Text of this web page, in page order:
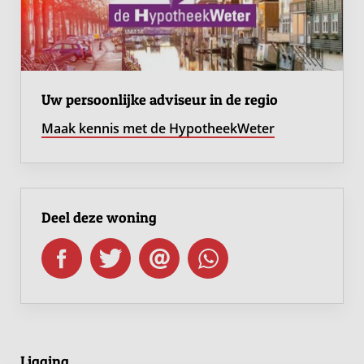
Aantal slaapkamers: 3 + nog vrij in te delen
zolderverdieping
Separaat toilet op de verdieping
Afgesloten techniekruimte op zolder
Energieneutrale woning (energielabel A ++++)
Donkere gevelkleur: bouwnummers 15, 16, 57 en 58
Heb je interesse? Maak dan een persoonlijk account
aan en schrijf je in! Heb je al een account? Login op
Uw persoonlijke adviseur in de regio
Maak kennis met de HypotheekWeter
Deel deze woning